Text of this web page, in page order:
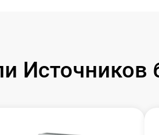
Источников